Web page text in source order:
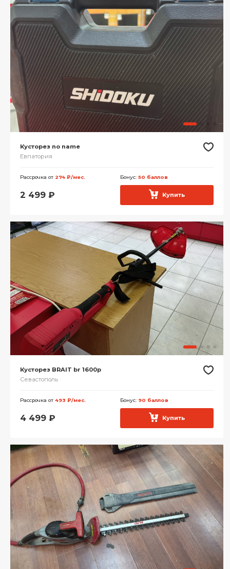
Кусторез no name
Евпатория
Рассрочка от 274 ₽/мес. Бонус: 50 баллов
2 499 ₽ Купить
Кусторез BRAIT br 1600p
Севастополь
Рассрочка от 493 ₽/мес. Бонус: 90 баллов
4 499 ₽ Купить